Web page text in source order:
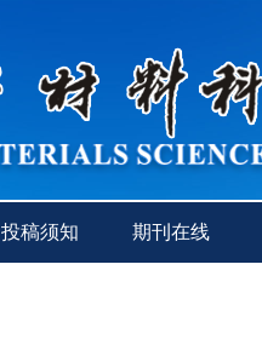
投稿须知 期刊在线